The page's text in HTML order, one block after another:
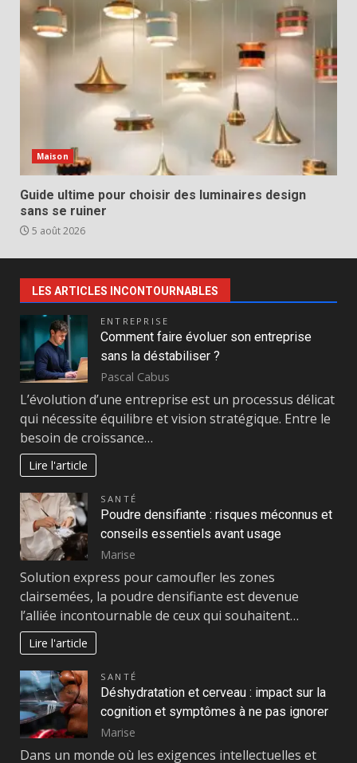
Maison
Guide ultime pour choisir des luminaires design
sans se ruiner
5 août 2026
LES ARTICLES INCONTOURNABLES
ENTREPRISE
Comment faire évoluer son entreprise
sans la déstabiliser ?
Pascal Cabus
L’évolution d’une entreprise est un processus délicat
qui nécessite équilibre et vision stratégique. Entre le
besoin de croissance…
Lire l'article
SANTÉ
Poudre densifiante : risques méconnus et
conseils essentiels avant usage
Marise
Solution express pour camoufler les zones
clairsemées, la poudre densifiante est devenue
l’alliée incontournable de ceux qui souhaitent…
Lire l'article
SANTÉ
Déshydratation et cerveau : impact sur la
cognition et symptômes à ne pas ignorer
Marise
Dans un monde où les exigences intellectuelles et